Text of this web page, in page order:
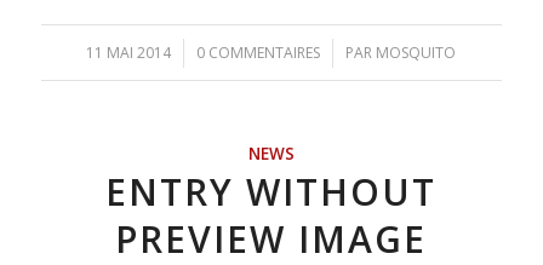
11 MAI 2014
/ 0 COMMENTAIRES
/ PAR MOSQUITO
NEWS
ENTRY WITHOUT
PREVIEW IMAGE